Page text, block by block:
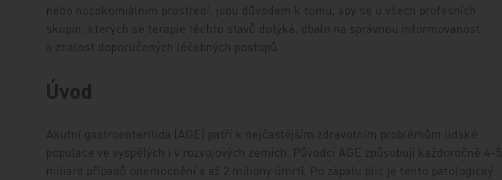
nebo nozokomiálním prostředí, jsou důvodem k tomu, aby se u všech profesních
skupin, kterých se terapie těchto stavů dotýká, dbalo na správnou informovanost
a znalost doporučených léčebných postupů.
Úvod
Akutní gastroenteritida (AGE) patří k nejčastějším zdravotním problémům lidské
populace ve vyspělých i v rozvojových zemích. Původci AGE způsobují každoročně 4–5
miliard případů onemocnění a až 2 miliony úmrtí. Po zápalu plic je tento patologický